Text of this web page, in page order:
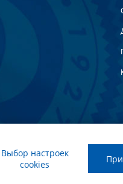
Мінск" абавязковая
Выбор настроек
cookies